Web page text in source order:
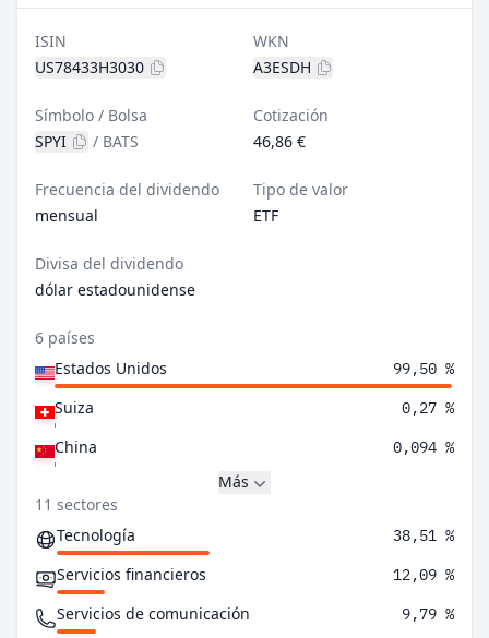
ISIN
US78433H3030
WKN
A3ESDH
Símbolo / Bolsa
SPYI
/ BATS
Cotización
46,86 €
Frecuencia del dividendo
mensual
Tipo de valor
ETF
Divisa del dividendo
dólar estadounidense
6 países
Estados Unidos
99,50 %
Suiza 0,27 %
China 0,094 %
Más
11 sectores
Tecnología
38,51 %
Servicios financieros 12,09 %
Servicios de comunicación 9,79 %